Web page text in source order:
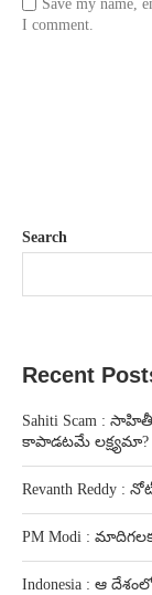
Save my name,
I comment.
Search
Recent
Sahiti Scam :
కాపాడటమే లక్ష్యమా?
Revanth Reddy
PM Modi :
Indonesia : ఆ